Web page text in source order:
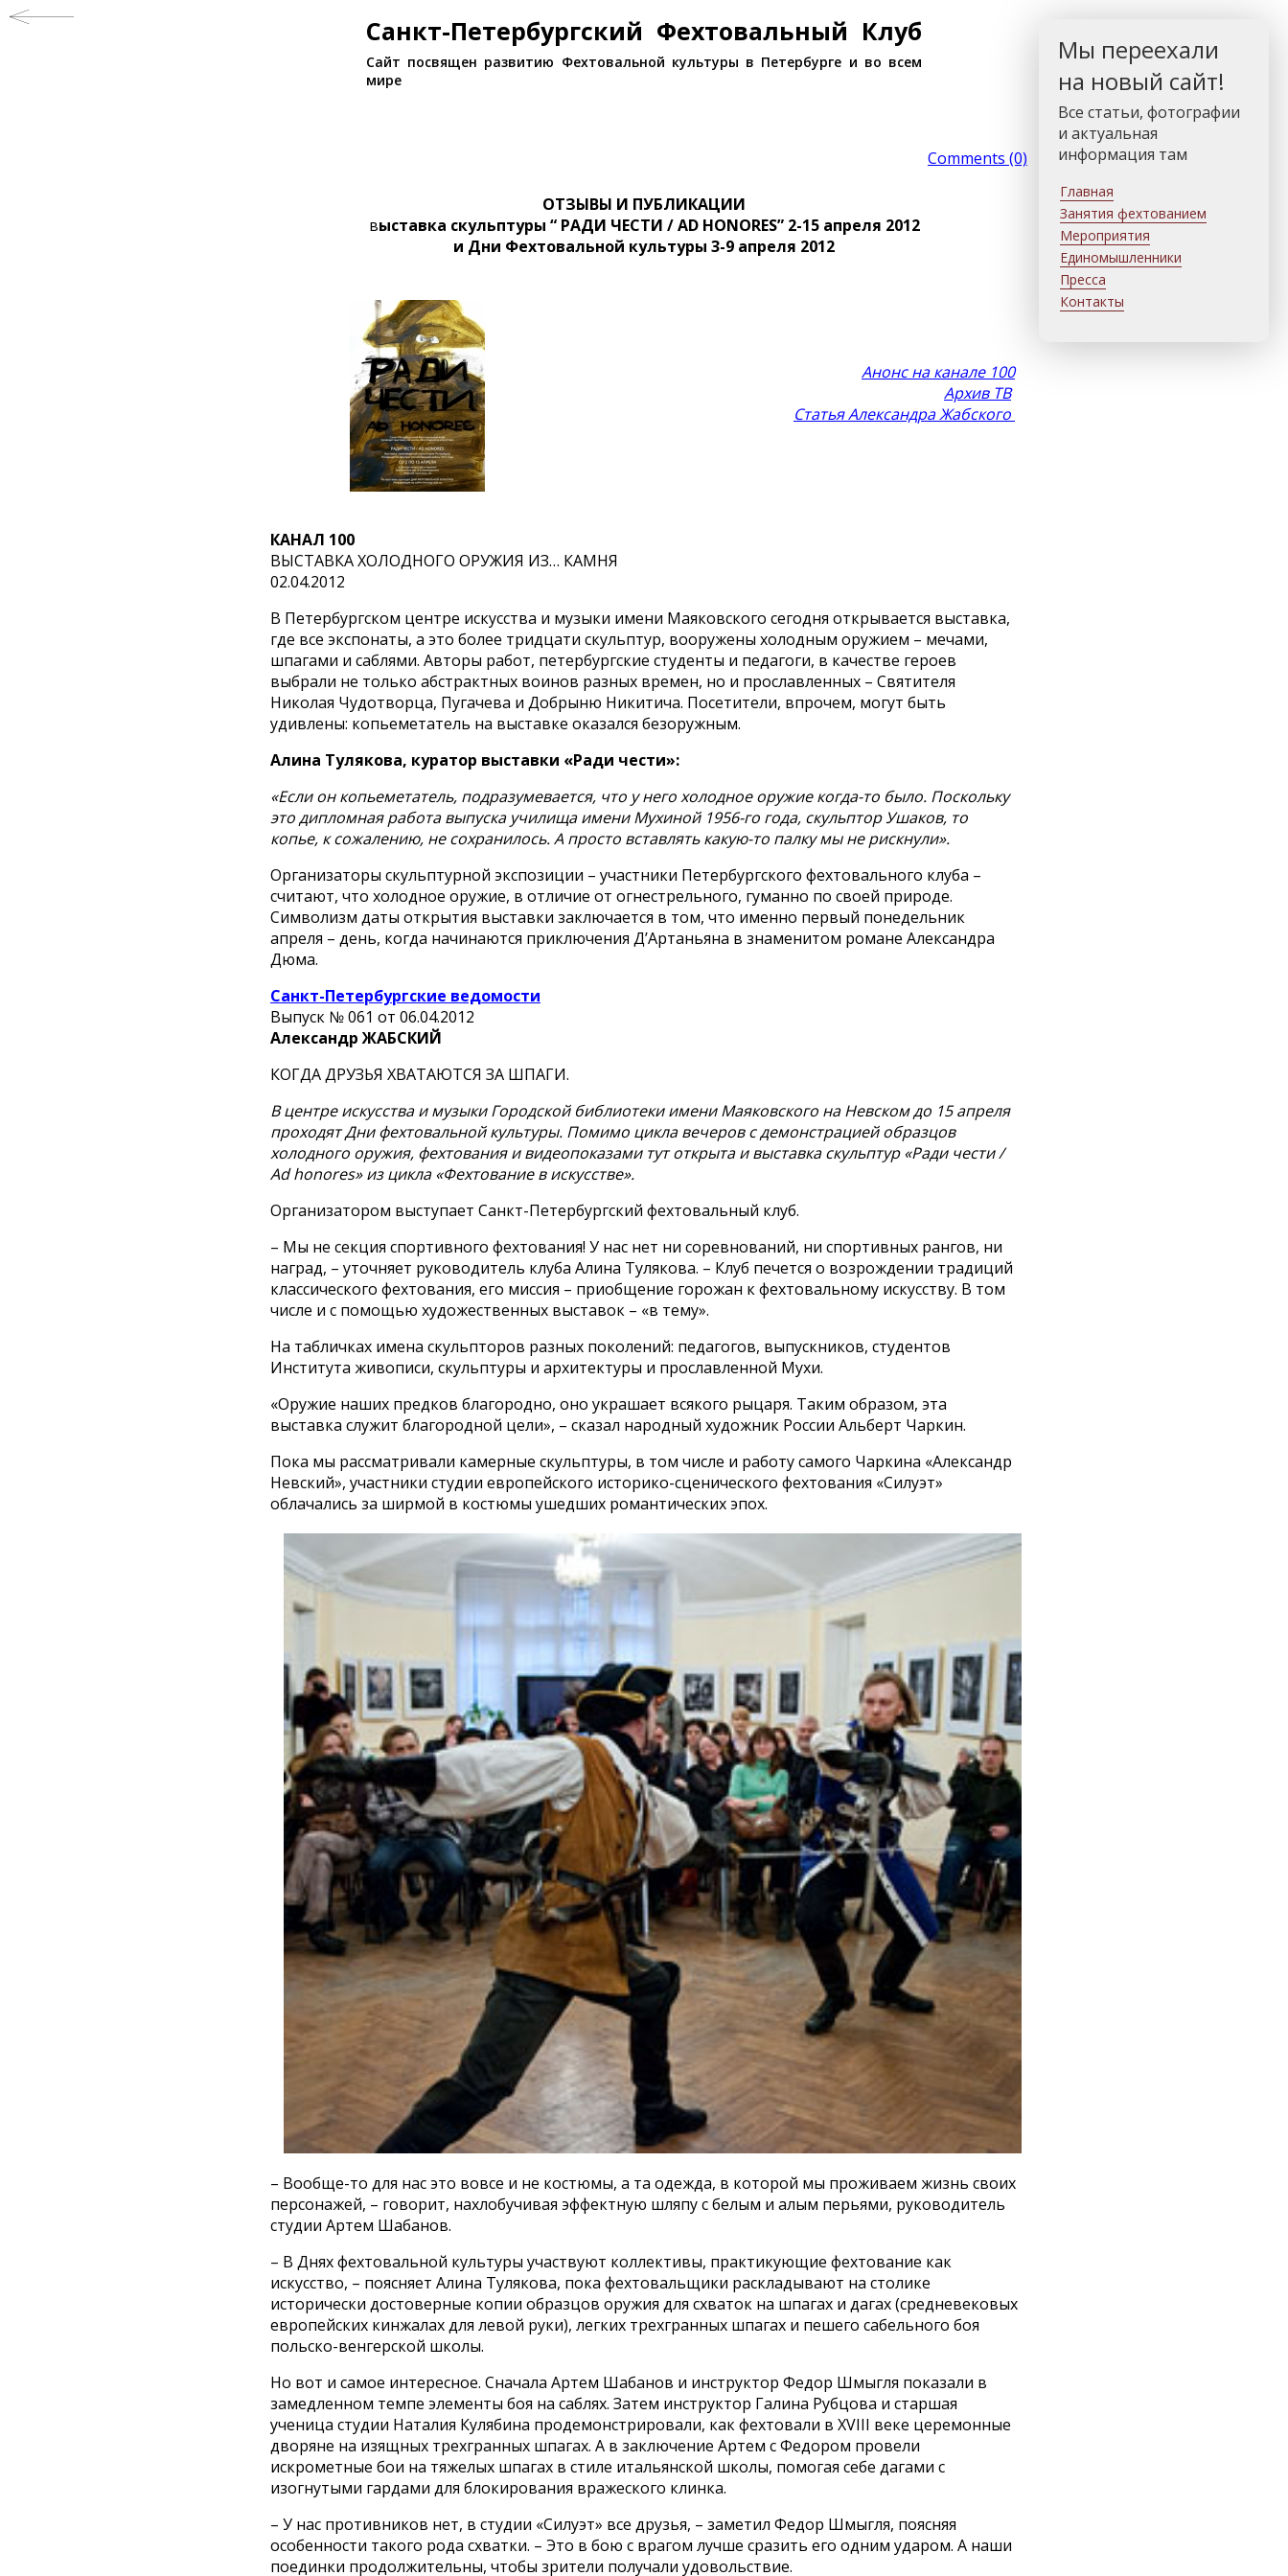
Мы переехали
на новый сайт!
Все статьи, фотографии
и актуальная
информация там
Главная
Занятия фехтованием
Мероприятия
Единомышленники
Пресса
Контакты
Санкт-Петербургский Фехтовальный Клуб
Сайт посвящен развитию Фехтовальной культуры в Петербурге и во всем
мире
Comments (0)
ОТЗЫВЫ И ПУБЛИКАЦИИ
выставка скульптуры “ РАДИ ЧЕСТИ / AD HONORES” 2-15 апреля 2012
и Дни Фехтовальной культуры 3-9 апреля 2012
Анонс на канале 100
Архив ТВ
Статья Александра Жабского
КАНАЛ 100
ВЫСТАВКА ХОЛОДНОГО ОРУЖИЯ ИЗ… КАМНЯ
02.04.2012
В Петербургском центре искусства и музыки имени Маяковского сегодня открывается выставка,
где все экспонаты, а это более тридцати скульптур, вооружены холодным оружием – мечами,
шпагами и саблями. Авторы работ, петербургские студенты и педагоги, в качестве героев
выбрали не только абстрактных воинов разных времен, но и прославленных – Святителя
Николая Чудотворца, Пугачева и Добрыню Никитича. Посетители, впрочем, могут быть
удивлены: копьеметатель на выставке оказался безоружным.
Алина Тулякова, куратор выставки «Ради чести»:
«Если он копьеметатель, подразумевается, что у него холодное оружие когда-то было. Поскольку
это дипломная работа выпуска училища имени Мухиной 1956-го года, скульптор Ушаков, то
копье, к сожалению, не сохранилось. А просто вставлять какую-то палку мы не рискнули».
Организаторы скульптурной экспозиции – участники Петербургского фехтовального клуба –
считают, что холодное оружие, в отличие от огнестрельного, гуманно по своей природе.
Символизм даты открытия выставки заключается в том, что именно первый понедельник
апреля – день, когда начинаются приключения Д’Артаньяна в знаменитом романе Александра
Дюма.
Санкт-Петербургские ведомости
Выпуск № 061 от 06.04.2012
Александр ЖАБСКИЙ
КОГДА ДРУЗЬЯ ХВАТАЮТСЯ ЗА ШПАГИ.
В центре искусства и музыки Городской библиотеки имени Маяковского на Невском до 15 апреля
проходят Дни фехтовальной культуры. Помимо цикла вечеров с демонстрацией образцов
холодного оружия, фехтования и видеопоказами тут открыта и выставка скульптур «Ради чести /
Ad honores» из цикла «Фехтование в искусстве».
Организатором выступает Санкт-Петербургский фехтовальный клуб.
– Мы не секция спортивного фехтования! У нас нет ни соревнований, ни спортивных рангов, ни
наград, – уточняет руководитель клуба Алина Тулякова. – Клуб печется о возрождении традиций
классического фехтования, его миссия – приобщение горожан к фехтовальному искусству. В том
числе и с помощью художественных выставок – «в тему».
На табличках имена скульпторов разных поколений: педагогов, выпускников, студентов
Института живописи, скульптуры и архитектуры и прославленной Мухи.
«Оружие наших предков благородно, оно украшает всякого рыцаря. Таким образом, эта
выставка служит благородной цели», – сказал народный художник России Альберт Чаркин.
Пока мы рассматривали камерные скульптуры, в том числе и работу самого Чаркина «Александр
Невский», участники студии европейского историко-сценического фехтования «Силуэт»
облачались за ширмой в костюмы ушедших романтических эпох.
– Вообще-то для нас это вовсе и не костюмы, а та одежда, в которой мы проживаем жизнь своих
персонажей, – говорит, нахлобучивая эффектную шляпу с белым и алым перьями, руководитель
студии Артем Шабанов.
– В Днях фехтовальной культуры участвуют коллективы, практикующие фехтование как
искусство, – поясняет Алина Тулякова, пока фехтовальщики раскладывают на столике
исторически достоверные копии образцов оружия для схваток на шпагах и дагах (средневековых
европейских кинжалах для левой руки), легких трехгранных шпагах и пешего сабельного боя
польско-венгерской школы.
Но вот и самое интересное. Сначала Артем Шабанов и инструктор Федор Шмыгля показали в
замедленном темпе элементы боя на саблях. Затем инструктор Галина Рубцова и старшая
ученица студии Наталия Кулябина продемонстрировали, как фехтовали в XVIII веке церемонные
дворяне на изящных трехгранных шпагах. А в заключение Артем с Федором провели
искрометные бои на тяжелых шпагах в стиле итальянской школы, помогая себе дагами с
изогнутыми гардами для блокирования вражеского клинка.
– У нас противников нет, в студии «Силуэт» все друзья, – заметил Федор Шмыгля, поясняя
особенности такого рода схватки. – Это в бою с врагом лучше сразить его одним ударом. А наши
поединки продолжительны, чтобы зрители получали удовольствие.